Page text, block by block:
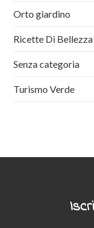
Orto giardino
Ricette Di Bellezza
Senza categoria
Turismo Verde